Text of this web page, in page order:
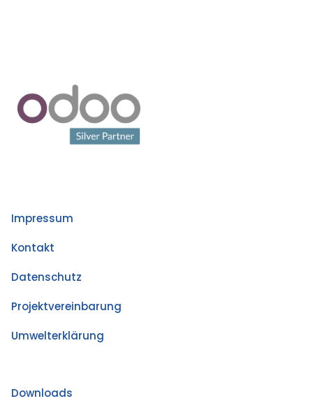
Impressum
Kontakt
Datenschutz
Projektvereinbarung
Umwelterklärung
Downloads